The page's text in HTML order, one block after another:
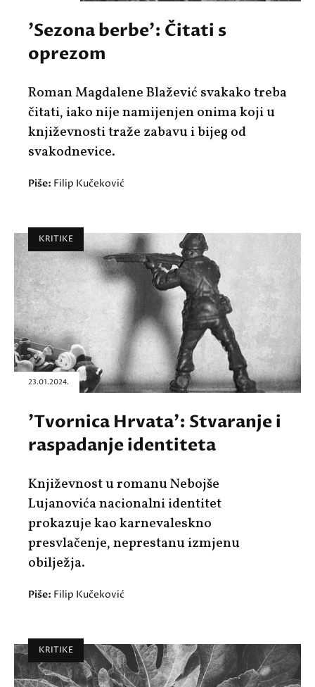
'Sezona berbe': Čitati s
oprezom
Roman Magdalene Blažević svakako treba
čitati, iako nije namijenjen onima koji u
književnosti traže zabavu i bijeg od
svakodnevice.
Piše: Filip Kučeković
KRITIKE
23.01.2024.
'Tvornica Hrvata': Stvaranje i
raspadanje identiteta
Književnost u romanu Nebojše
Lujanovića nacionalni identitet
prokazuje kao karnevaleskno
presvlačenje, neprestanu izmjenu
obilježja.
Piše: Filip Kučeković
KRITIKE